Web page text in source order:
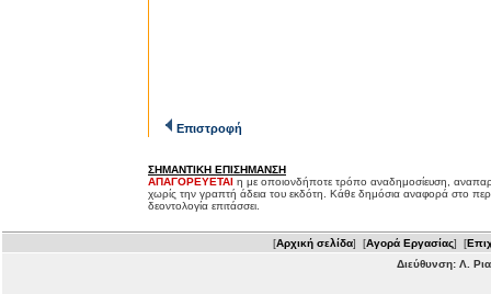
Επιστροφή
ΣΗΜΑΝΤΙΚΗ ΕΠΙΣΗΜΑΝΣΗ
ΑΠΑΓΟΡΕΥΕΤΑΙ η με οποιονδήποτε τρόπο αναδημοσίευση,
χωρίς την γραπτή άδεια του εκδότη. Κάθε δημόσια αναφορά στο
δεοντολογία επιτάσσει.
[Αρχική σελίδα] [Αγορά Εργασίας] [
Διεύθυνση: Λ.